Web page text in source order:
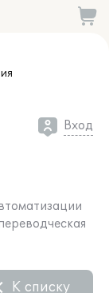
Вход
К списку